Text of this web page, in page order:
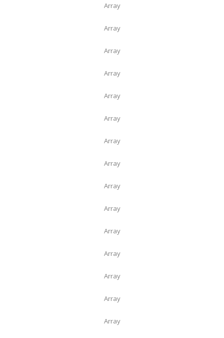
Array
Array
Array
Array
Array
Array
Array
Array
Array
Array
Array
Array
Array
Array
Array